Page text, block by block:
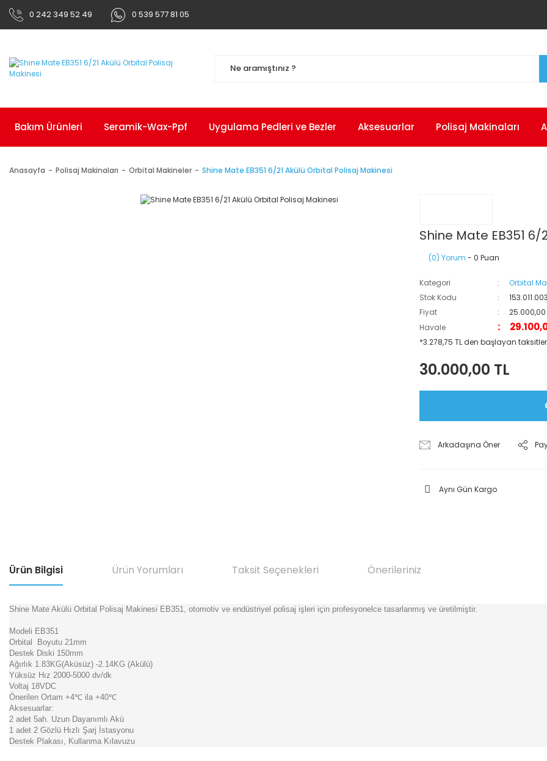
0 242 349 52 49 0 539 577 81 05
Bakım Ürünleri Seramik-Wax-Ppf Uygulama Pedleri ve Bezler Aksesuarlar Polisaj Makinaları
Anasayfa Polisaj Makinaları Orbital Makineler Shine Mate EB351 6/21 Akülü Orbital Polisaj Makinesi
Shine Mate EB351
(0) Yorum - 0 Puan
Kategori
Orbital
Stok Kodu
Fiyat
25.000,00
Havale
*3.278,75 TL den başlayan
30.000,00 TL
Arkadaşına Öner
Aynı Gün Kargo
Ürün Bilgisi Ürün Yorumları Taksit Seçenekleri Önerileriniz
Shine Mate Akülü Orbital Polisaj Makinesi EB351, otomotiv ve endüstriyel polisaj işleri için profesyonelce tasarlanmış ve üretilmiştir.
Modeli EB351
Orbital Boyutu 21mm
Destek Diski 150mm
Ağırlık 1.83KG(Aküsüz) -2.14KG (Akülü)
Yüksüz Hız 2000-5000 dv/dk
Voltaj 18VDC
Önerilen Ortam +4℃ ila +40℃
Aksesuarlar:
2 adet 5ah. Uzun Dayanımlı Akü
1 adet 2 Gözlü Hızlı Şarj İstasyonu
Destek Plakası, Kullanma Kılavuzu